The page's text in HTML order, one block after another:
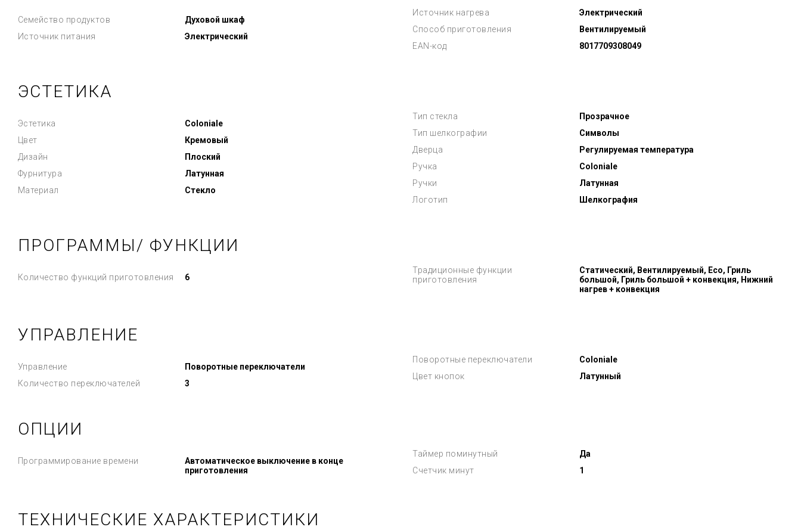
Семейство продуктов
Духовой шкаф
Источник питания
Электрический
Источник нагрева
Электрический
Способ приготовления
Вентилируемый
EAN-код
8017709308049
ЭСТЕТИКА
Эстетика
Coloniale
Цвет
Кремовый
Дизайн
Плоский
Фурнитура
Латунная
Материал
Стекло
Тип стекла
Прозрачное
Тип шелкографии
Символы
Дверца
Регулируемая температура
Ручка
Coloniale
Ручки
Латунная
Логотип
Шелкография
ПРОГРАММЫ/ ФУНКЦИИ
Количество функций приготовления 6
Традиционные функции
приготовления
Статический, Вентилируемый, Eco, Гриль
большой, Гриль большой + конвекция, Нижний
нагрев + конвекция
УПРАВЛЕНИЕ
Управление
Поворотные переключатели
Количество переключателей
3
Поворотные переключатели
Coloniale
Цвет кнопок
Латунный
ОПЦИИ
Программирование времени
Автоматическое выключение в конце
приготовления
Таймер поминутный
Да
Счетчик минут
1
ТЕХНИЧЕСКИЕ ХАРАКТЕРИСТИКИ